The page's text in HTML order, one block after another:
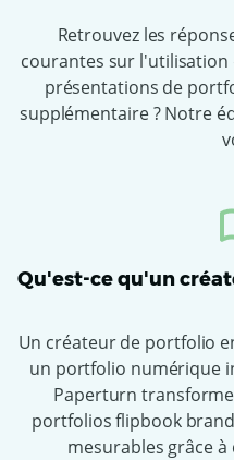
Retrouvez les
courantes sur
présentations de
supplémentaire ? Notre
Qu'est-ce qu'un
Un créateur de portfolio
un portfolio numérique
Paperturn
portfolios flipbook
mesurables grâce à